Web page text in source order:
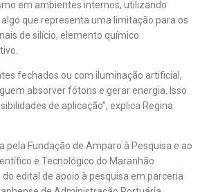
em ambientes internos, utilizando
que representa uma limitação para os
de silício, elemento químico
fechados ou com iluminação artificial,
absorver fótons e gerar energia. Isso
de aplicação”, explica Regina
pela Fundação de Amparo à Pesquisa e ao
e Tecnológico do Maranhão
do edital de apoio à pesquisa em parceria